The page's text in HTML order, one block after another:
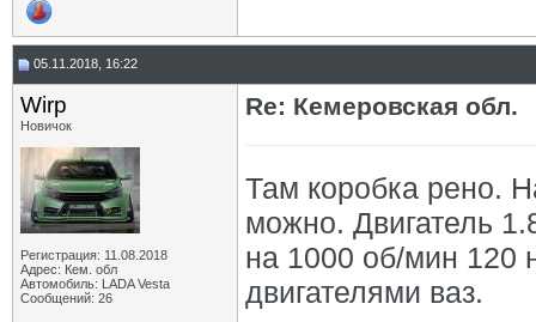
05.11.2018, 16:22
Wirp
Новичок
Регистрация: 11.08.2018
Адрес: Кем. обл
Автомобиль: LADA Vesta
Сообщений: 26
Re: Кемеровская обл.
Там коробка рено.
можно. Двигатель
на 1000 об/мин 120
двигателями ваз.